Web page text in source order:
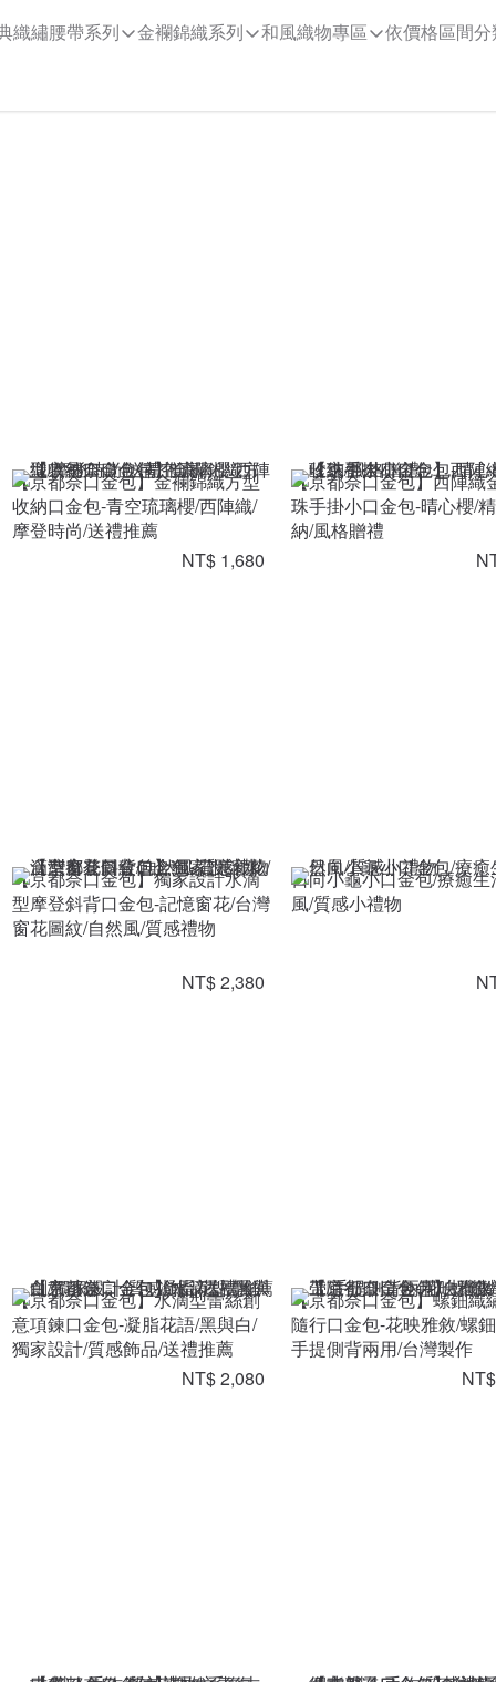
織繡腰帶系列 金襴錦織系列 和風織物專區 依價格區間分
【京都奈口金包】金襴錦織方型
收納口金包-青空琉璃櫻/西陣織/
摩登時尚/送禮推薦
NT$ 1,680
【京都奈口金包】西陣織
珠手掛小口金包-晴心櫻/
納/風格贈禮
【京都奈口金包】獨家設計水滴
型摩登斜背口金包-記憶窗花/台灣
窗花圖紋/自然風/質感禮物
NT$ 2,380
日向小龜小口金包/療癒
風/質感小禮物
【京都奈口金包】水滴型蕾絲創
意項鍊口金包-凝脂花語/黑與白/
獨家設計/質感飾品/送禮推薦
NT$ 2,080
【京都奈口金包】螺鈿織
隨行口金包-花映雅敘/螺
手提側背兩用/台灣製作